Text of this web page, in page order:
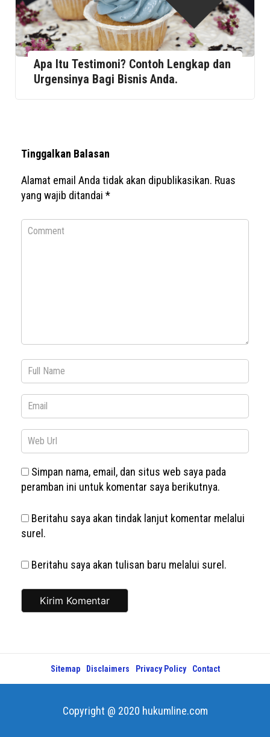
Apa Itu Testimoni? Contoh Lengkap dan
Urgensinya Bagi Bisnis Anda.
Tinggalkan Balasan
Alamat email Anda tidak akan dipublikasikan. Ruas
yang wajib ditandai *
Simpan nama, email, dan situs web saya pada
peramban ini untuk komentar saya berikutnya.
Beritahu saya akan tindak lanjut komentar melalui
surel.
Beritahu saya akan tulisan baru melalui surel.
Sitemap Disclaimers Privacy Policy Contact
Copyright @ 2020 hukumline.com